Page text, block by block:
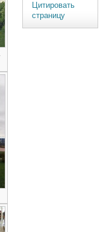
Цитировать
страницу